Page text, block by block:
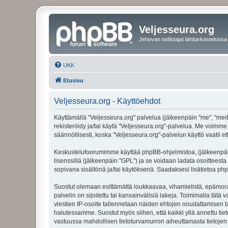
Veljesseura.org
Jehovan todistajat lähitarkastelussa
UKK
Etusivu
Veljesseura.org - Käyttöehdot
Käyttämällä "Veljesseura.org" palvelua (jälkeenpäin "me",
rekisteröidy ja/tai käytä "Veljesseura.org"-palvelua. Me
säännöllisesti, koska "Veljesseura.org"-palvelun käyttö vaatii
Keskustelufoorumimme käyttää phpBB-ohjelmistoa,
lisenssillä (jälkeenpäin "GPL") ja se voidaan ladata osoitteesta
sopivana sisältönä ja/tai käytöksenä. Saadaksesi lisätietoa
Suostut olemaan esittämättä loukkaavaa, vihamielistä,
palvelin on sijoitettu tai kansainvälisiä lakeja. Toimimalla tätä
viestien IP-osoite tallennetaan näiden ehtojen noudattamisen
halutessamme. Suostut myös siihen, että kaikki yllä annettu
vastuussa mahdollisen tietoturvamurron aiheuttamasta